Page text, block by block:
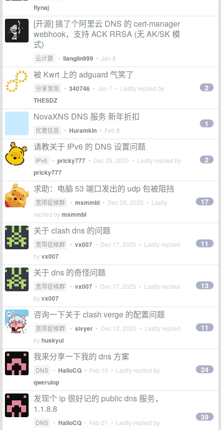
flynaj
[开源] 搞了个阿里云 DNS 的 cert-manager
webhook，支持 ACK RRSA (无 AK/SK 模
式)
云计算 • lianglin999 • Jan 8
被 Kwrt 上的 adguard 气笑了
分享发现 • 340746 • Jan 7 • Lastly replied by
THESDZ
2
NovaXNS DNS 服务 新年折扣
优惠信息 • Huramkin • Feb 8
1
请教关于 IPv6 的 DNS 设置问题
IPv6 • pricky777 • Dec 25, 2025 • Lastly replied by
pricky777
2
求助：电脑 53 端口发出的 udp 包被阻挡
宽带症候群 • msmmbl • Dec 29, 2025 • Lastly
replied bymsmmbl
17
关于 clash dns 的问题
宽带症候群 • vx007 • Dec 17, 2025 • Lastly replied
byvx007
11
关于 dns 的奇怪问题
宽带症候群 • vx007 • Dec 17, 2025 • Lastly replied
byvx007
13
咨询一下关于 clash verge 的配置问题
宽带症候群 • sivyer • Dec 12, 2025 • Lastly replied
byhuskyui
11
我来分享一下我的 dns 方案
DNS • HalloCQ • Feb 15 • Lastly replied by
qweruiop
24
发现个 ip 很好记的 public dns 服务，
1.1.8.8
DNS • HalloCQ • Feb 21 • Lastly replied by
39